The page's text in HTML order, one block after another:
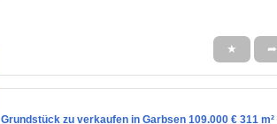
★ ➦
Grundstück zu verkaufen in Garbsen 109.000 € 311 m²